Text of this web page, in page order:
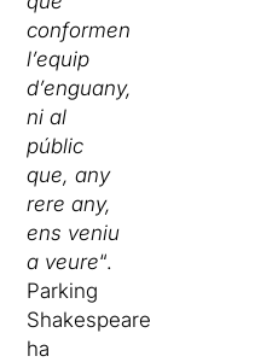
conformen
l’equip
d’enguany,
ni al
públic
que, any
rere any,
ens veniu
a veure“.
Parking
Shakespeare
ha